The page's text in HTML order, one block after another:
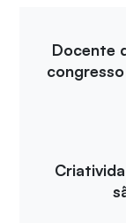
Docente